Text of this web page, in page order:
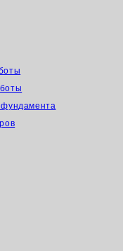
фундамента